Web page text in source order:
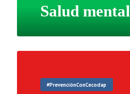
Salud mental
#PrevenciónConCecodap